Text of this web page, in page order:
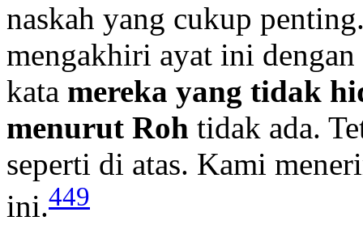
naskah yang cukup
mengakhiri ayat ini
kata mereka yang tidak
menurut Roh tidak ada.
seperti di atas. Kami
ini.449